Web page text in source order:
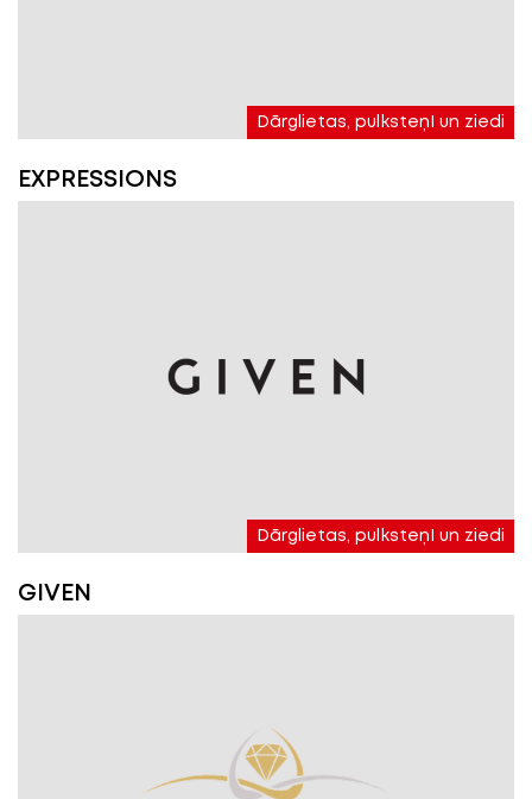
Dārglietas, pulksteņI un ziedi
EXPRESSIONS
Dārglietas, pulksteņI un ziedi
GIVEN